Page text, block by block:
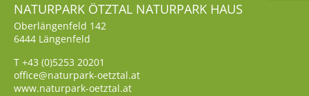
NATURPARK ÖTZTAL NATURPARK HAUS
Oberlängenfeld 142
6444 Längenfeld
T +43 (0)5253 20201
office@naturpark-oetztal.at
www.naturpark-oetztal.at